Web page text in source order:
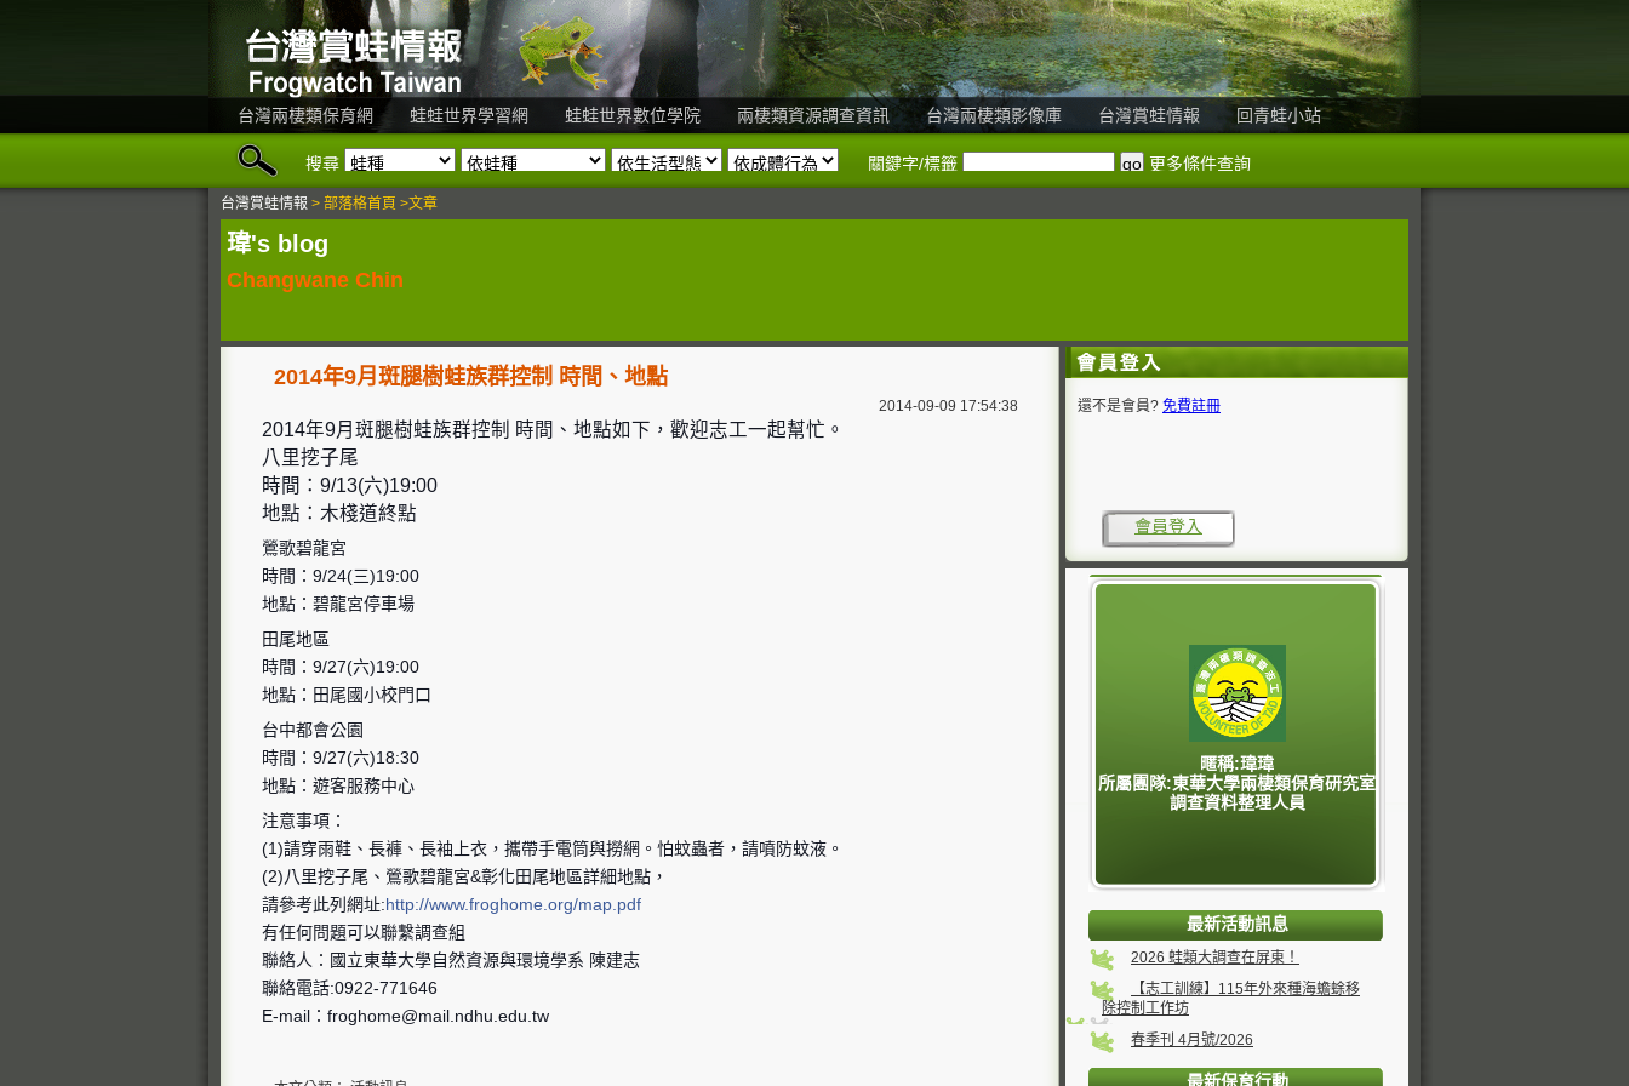
台灣兩棲類保育網 蛙蛙世界學習網 蛙蛙世界數位學院 兩棲類資源調查資訊 台灣兩棲類影像庫 台灣賞蛙情報 回青蛙小站
搜尋 關鍵字/標籤 更多條件查詢
台灣賞蛙情報 > 部落格首頁 >文章
瑋's blog
Changwane Chin
2014年9月斑腿樹蛙族群控制 時間、地點
2014-09-09 17:54:38
2014年9月斑腿樹蛙族群控制 時間、地點如下，歡迎志工一起幫忙。
八里挖子尾
時間：9/13(六)19:00
地點：木棧道終點
鶯歌碧龍宮
時間：9/24(三)19:00
地點：碧龍宮停車場
田尾地區
時間：9/27(六)19:00
地點：田尾國小校門口
台中都會公園
時間：9/27(六)18:30
地點：遊客服務中心
注意事項：
(1)請穿雨鞋、長褲、長袖上衣，攜帶手電筒與撈網。怕蚊蟲者，請噴防蚊液。
(2)八里挖子尾、鶯歌碧龍宮&彰化田尾地區詳細地點，
請參考此列網址:http://www.froghome.org/map.pdf
有任何問題可以聯繫調查組
聯絡人：國立東華大學自然資源與環境學系 陳建志
聯絡電話:0922-771646
E-mail： froghome@mail.ndhu.edu.tw
會員登入
還不是會員? 免費註冊
暱稱:瑋瑋
所屬團隊:東華大學兩棲類保育研究室
調查資料整理人員
最新活動訊息
2026 蛙類大調查在屏東！
【志工訓練】115年外來種海蟾蜍移
除控制工作坊
春季刊 4月號/2026
最新保育行動